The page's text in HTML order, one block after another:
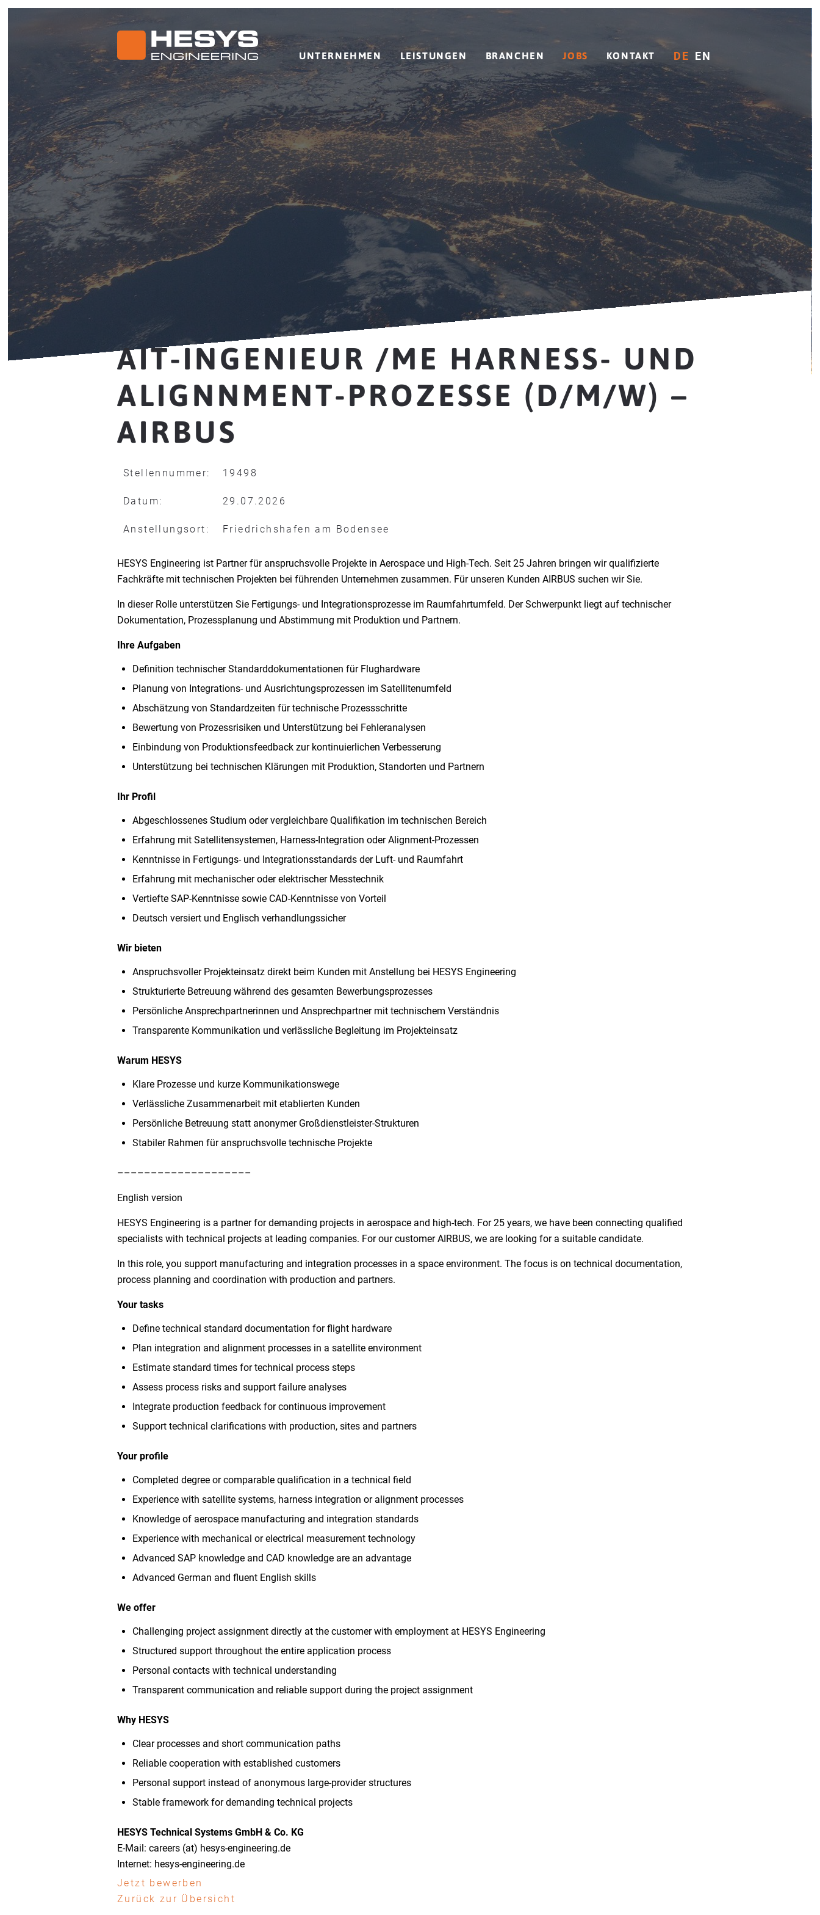
UNTERNEHMEN LEISTUNGEN BRANCHEN JOBS KONTAKT DE EN
AIT-INGENIEUR /ME HARNESS- UND
ALIGNNMENT-PROZESSE (D/M/W) –
AIRBUS
Stellennummer: 19498
Datum: 29.07.2026
Anstellungsort: Friedrichshafen am Bodensee
HESYS Engineering ist Partner für anspruchsvolle Projekte in Aerospace und High-Tech. Seit 25 Jahren bringen wir qualifizierte
Fachkräfte mit technischen Projekten bei führenden Unternehmen zusammen. Für unseren Kunden AIRBUS suchen wir Sie.
In dieser Rolle unterstützen Sie Fertigungs- und Integrationsprozesse im Raumfahrtumfeld. Der Schwerpunkt liegt auf technischer
Dokumentation, Prozessplanung und Abstimmung mit Produktion und Partnern.
Ihre Aufgaben
Definition technischer Standarddokumentationen für Flughardware
Planung von Integrations- und Ausrichtungsprozessen im Satellitenumfeld
Abschätzung von Standardzeiten für technische Prozessschritte
Bewertung von Prozessrisiken und Unterstützung bei Fehleranalysen
Einbindung von Produktionsfeedback zur kontinuierlichen Verbesserung
Unterstützung bei technischen Klärungen mit Produktion, Standorten und Partnern
Ihr Profil
Abgeschlossenes Studium oder vergleichbare Qualifikation im technischen Bereich
Erfahrung mit Satellitensystemen, Harness-Integration oder Alignment-Prozessen
Kenntnisse in Fertigungs- und Integrationsstandards der Luft- und Raumfahrt
Erfahrung mit mechanischer oder elektrischer Messtechnik
Vertiefte SAP-Kenntnisse sowie CAD-Kenntnisse von Vorteil
Deutsch versiert und Englisch verhandlungssicher
Wir bieten
Anspruchsvoller Projekteinsatz direkt beim Kunden mit Anstellung bei HESYS Engineering
Strukturierte Betreuung während des gesamten Bewerbungsprozesses
Persönliche Ansprechpartnerinnen und Ansprechpartner mit technischem Verständnis
Transparente Kommunikation und verlässliche Begleitung im Projekteinsatz
Warum HESYS
Klare Prozesse und kurze Kommunikationswege
Verlässliche Zusammenarbeit mit etablierten Kunden
Persönliche Betreuung statt anonymer Großdienstleister-Strukturen
Stabiler Rahmen für anspruchsvolle technische Projekte
––––––––––––––––––––
English version
HESYS Engineering is a partner for demanding projects in aerospace and high-tech. For 25 years, we have been connecting qualified
specialists with technical projects at leading companies. For our customer AIRBUS, we are looking for a suitable candidate.
In this role, you support manufacturing and integration processes in a space environment. The focus is on technical documentation,
process planning and coordination with production and partners.
Your tasks
Define technical standard documentation for flight hardware
Plan integration and alignment processes in a satellite environment
Estimate standard times for technical process steps
Assess process risks and support failure analyses
Integrate production feedback for continuous improvement
Support technical clarifications with production, sites and partners
Your profile
Completed degree or comparable qualification in a technical field
Experience with satellite systems, harness integration or alignment processes
Knowledge of aerospace manufacturing and integration standards
Experience with mechanical or electrical measurement technology
Advanced SAP knowledge and CAD knowledge are an advantage
Advanced German and fluent English skills
We offer
Challenging project assignment directly at the customer with employment at HESYS Engineering
Structured support throughout the entire application process
Personal contacts with technical understanding
Transparent communication and reliable support during the project assignment
Why HESYS
Clear processes and short communication paths
Reliable cooperation with established customers
Personal support instead of anonymous large-provider structures
Stable framework for demanding technical projects
HESYS Technical Systems GmbH & Co. KG
E-Mail: careers (at) hesys-engineering.de
Internet: hesys-engineering.de
Jetzt bewerben
Zurück zur Übersicht